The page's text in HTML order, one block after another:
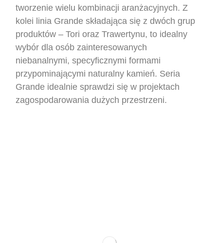
tworzenie wielu kombinacji aranżacyjnych. Z
kolei linia Grande składająca się z dwóch grup
produktów – Tori oraz Trawertynu, to idealny
wybór dla osób zainteresowanych
niebanalnymi, specyficznymi formami
przypominającymi naturalny kamień. Seria
Grande idealnie sprawdzi się w projektach
zagospodarowania dużych przestrzeni.